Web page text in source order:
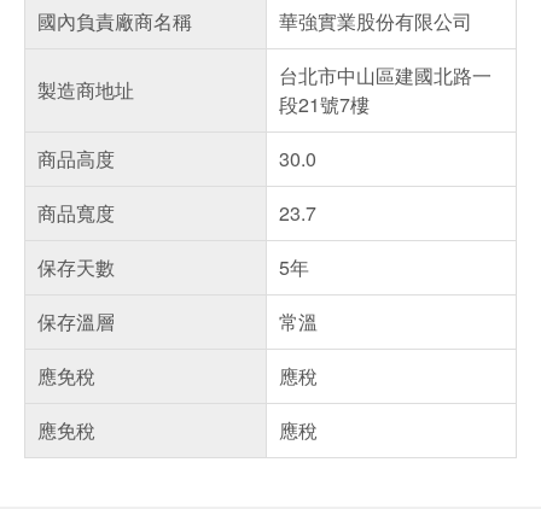
國內負責廠商名稱
華強實業股份有限公司
製造商地址
台北市中山區建國北路一
段21號7樓
商品高度
30.0
商品寬度
23.7
保存天數
5年
保存溫層
常溫
應免稅
應稅
應免稅
應稅